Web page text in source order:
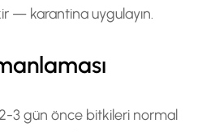
— karantina uygulayın.
3 gün önce bitkileri normal